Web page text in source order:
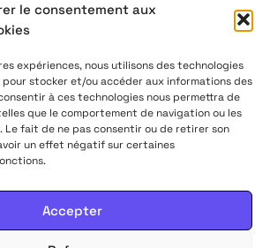
le consentement aux
expériences, nous utilisons des technologies
pour stocker et/ou accéder aux informations des
à ces technologies nous permettra de
que le comportement de navigation ou les
Le fait de ne pas consentir ou de retirer son
un effet négatif sur certaines
Accepter
Confidentialité
Cookies
© 2026 · Tous droits réservés
CB
MOINS DE 0,3 % DE THC, CONFORMES À LA
ENCEINTES & ALLAITANTES · NE PAS
USAGE · VENTE INTERDITE AUX MINEURS